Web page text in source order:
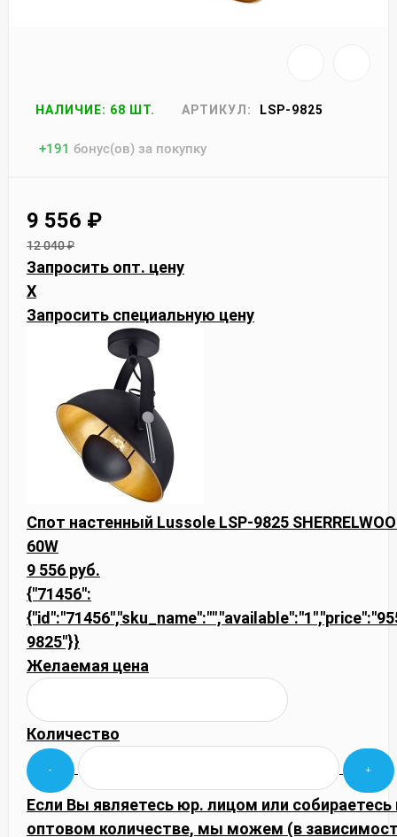
НАЛИЧИЕ: 68 ШТ. АРТИКУЛ: LSP-9825
+191 бонус(ов) за покупку
9 556 ₽
12 040₽
Запросить опт. цену
X
Запросить специальную цену
Спот настенный Lussole LSP-9825
60W
9 556 руб.
{"71456":
9825"}}
Желаемая цена
Количество
Если Вы являетесь юр. лицом или собираетесь
оптовом количестве, мы можем (в